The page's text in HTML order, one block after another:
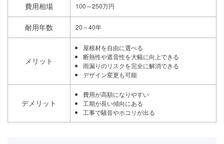
費用相場 100～250万円
耐用年数 20～40年
メリット
屋根材を自由に選べる
断熱性や遮音性を大幅に向上できる
雨漏りのリスクを完全に解消できる
デザイン変更も可能
デメリット
費用が高額になりやすい
工期が長い傾向にある
工事で騒音やホコリが出る